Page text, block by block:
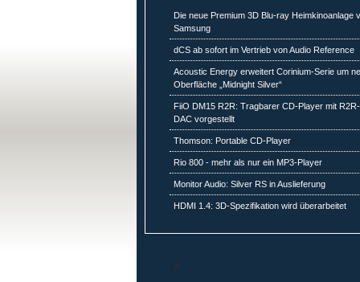
Die neue Premium 3D Blu-ray Heimkinoanlage
Samsung
dCS ab sofort im Vertrieb von Audio Reference
Acoustic Energy erweitert Corinium-Serie um
Oberfläche „Midnight Silver“
FiiO DM15 R2R: Tragbarer CD-Player mit R2R-
DAC vorgestellt
Thomson: Portable CD-Player
Rio 800 - mehr als nur ein MP3-Player
Monitor Audio: Silver RS in Auslieferung
HDMI 1.4: 3D-Spezifikation wird überarbeitet